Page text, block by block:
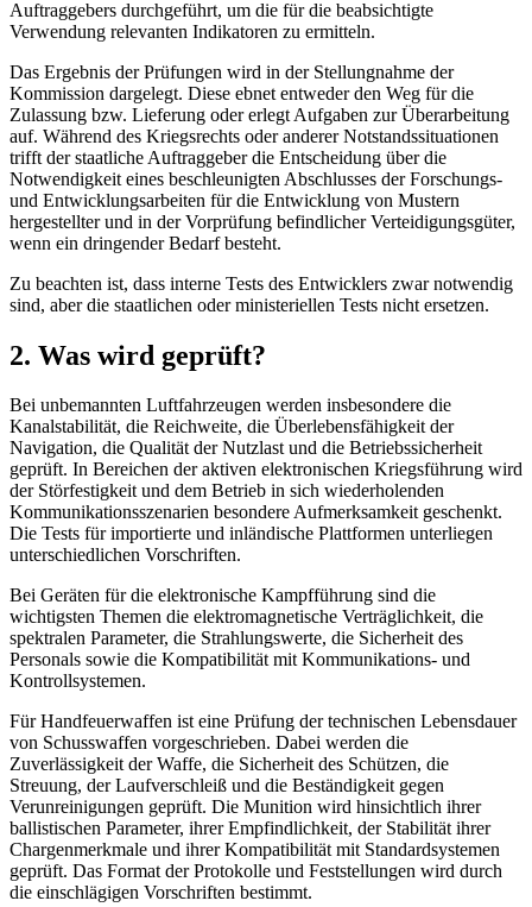
Auftraggebers durchgeführt, um die für die beabsichtigte
Verwendung relevanten Indikatoren zu ermitteln.
Das Ergebnis der Prüfungen wird in der Stellungnahme der
Kommission dargelegt. Diese ebnet entweder den Weg für die
Zulassung bzw. Lieferung oder erlegt Aufgaben zur Überarbeitung
auf. Während des Kriegsrechts oder anderer Notstandssituationen
trifft der staatliche Auftraggeber die Entscheidung über die
Notwendigkeit eines beschleunigten Abschlusses der Forschungs-
und Entwicklungsarbeiten für die Entwicklung von Mustern
hergestellter und in der Vorprüfung befindlicher Verteidigungsgüter,
wenn ein dringender Bedarf besteht.
Zu beachten ist, dass interne Tests des Entwicklers zwar notwendig
sind, aber die staatlichen oder ministeriellen Tests nicht ersetzen.
2. Was wird geprüft?
Bei unbemannten Luftfahrzeugen werden insbesondere die
Kanalstabilität, die Reichweite, die Überlebensfähigkeit der
Navigation, die Qualität der Nutzlast und die Betriebssicherheit
geprüft. In Bereichen der aktiven elektronischen Kriegsführung wird
der Störfestigkeit und dem Betrieb in sich wiederholenden
Kommunikationsszenarien besondere Aufmerksamkeit geschenkt.
Die Tests für importierte und inländische Plattformen unterliegen
unterschiedlichen Vorschriften.
Bei Geräten für die elektronische Kampfführung sind die
wichtigsten Themen die elektromagnetische Verträglichkeit, die
spektralen Parameter, die Strahlungswerte, die Sicherheit des
Personals sowie die Kompatibilität mit Kommunikations- und
Kontrollsystemen.
Für Handfeuerwaffen ist eine Prüfung der technischen Lebensdauer
von Schusswaffen vorgeschrieben. Dabei werden die
Zuverlässigkeit der Waffe, die Sicherheit des Schützen, die
Streuung, der Laufverschleiß und die Beständigkeit gegen
Verunreinigungen geprüft. Die Munition wird hinsichtlich ihrer
ballistischen Parameter, ihrer Empfindlichkeit, der Stabilität ihrer
Chargenmerkmale und ihrer Kompatibilität mit Standardsystemen
geprüft. Das Format der Protokolle und Feststellungen wird durch
die einschlägigen Vorschriften bestimmt.